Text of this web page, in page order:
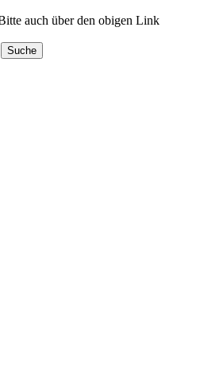
auch über den obigen Link